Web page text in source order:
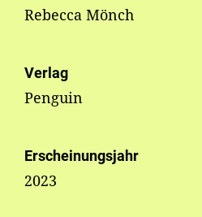
Rebecca Mönch
Verlag
Penguin
Erscheinungsjahr
2023